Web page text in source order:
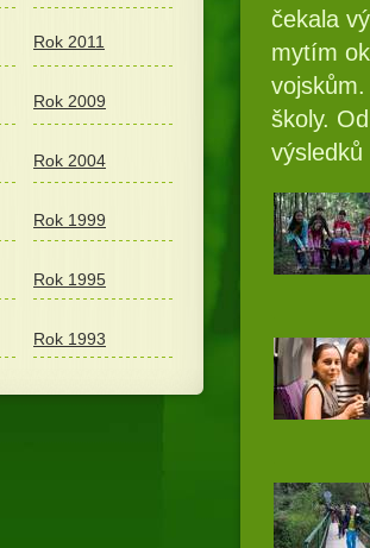
Rok 2011
Rok 2009
Rok 2004
Rok 1999
Rok 1995
Rok 1993
čekala
mytím
školy.